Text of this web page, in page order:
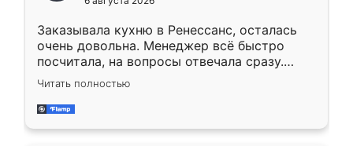
мебели буду заказывать только здесь.
Заказывала кухню в Ренессанс, осталась
очень довольна. Менеджер всё быстро
посчитала, на вопросы отвечала сразу.
Замерщик приехал в субботу, подошёл к
делу со всей ответственностью. Собрали
за день, ребята работали аккуратно, даже
Читать полностью